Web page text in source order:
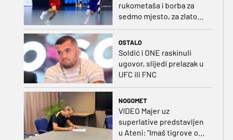
rukometaša i borba za
sedmo mjesto, za zlato
se bore Slovenci i
OSTALO
Soldić i ONE raskinuli
ugovor, slijedi prelazak u
UFC ili FNC
NOGOMET
VIDEO Majer uz
superlative predstavljen
u Ateni: "Imaš tigrove oči,